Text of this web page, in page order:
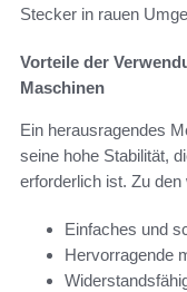
Stecker in rauen
Vorteile der
Maschinen
Ein herausragendes
seine hohe Stabilität,
erforderlich ist. Zu
Einfaches und
Hervorragende